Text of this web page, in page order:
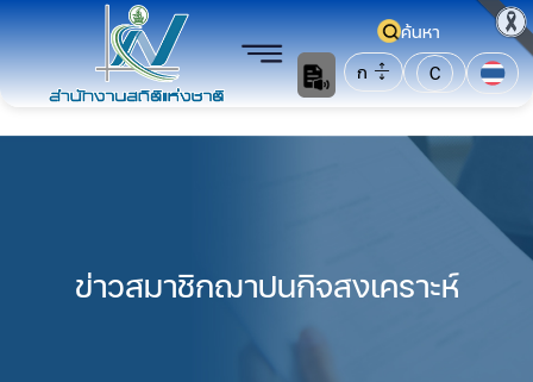
ค้นหา
ก
C
ข่าวสมาชิกฌาปนกิจสงเคราะห์​​​​​​​​